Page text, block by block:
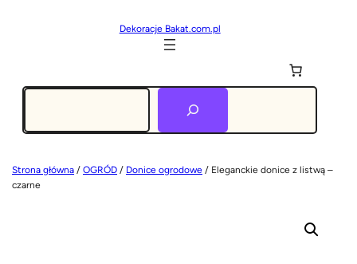
Dekoracje Bakat.com.pl
Szukaj
Strona główna /OGRÓD / Donice ogrodowe / Eleganckie donice z listwą –
czarne